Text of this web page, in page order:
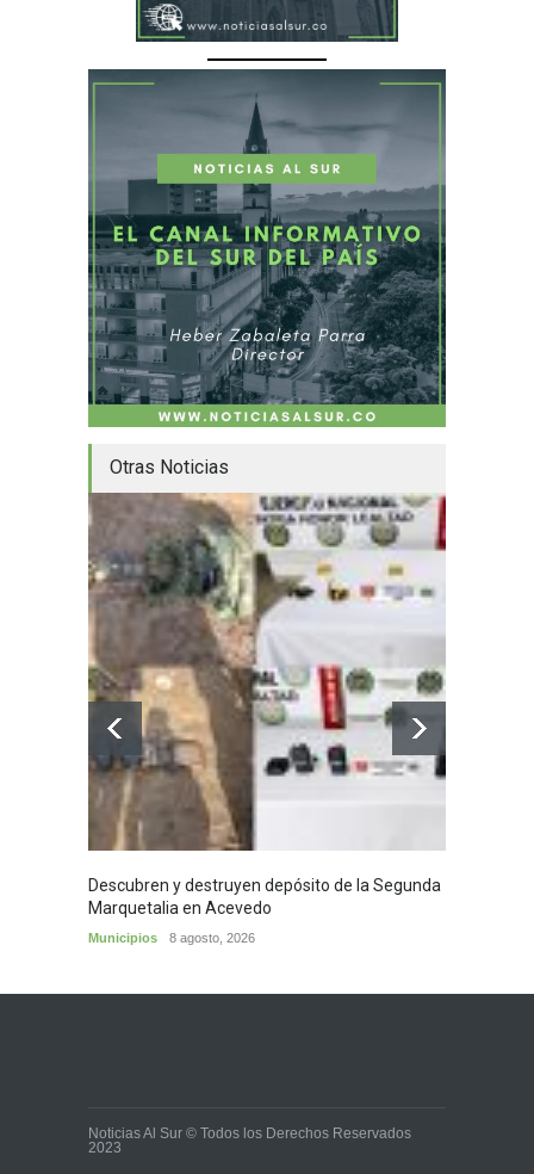
Otras Noticias
Descubren y destruyen depósito de la Segunda
Marquetalia en Acevedo
Municipios 8 agosto, 2026
Noticias Al Sur © Todos los Derechos Reservados
2023